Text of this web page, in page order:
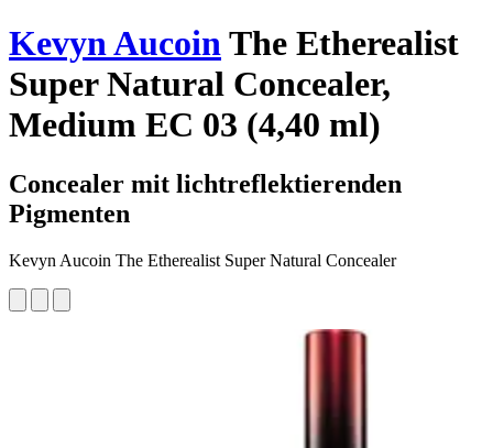
Kevyn AucoinThe Etherealist
Super Natural Concealer,
Medium EC 03 (4,40 ml)
Concealer mit lichtreflektierenden
Pigmenten
Kevyn Aucoin The Etherealist Super Natural Concealer